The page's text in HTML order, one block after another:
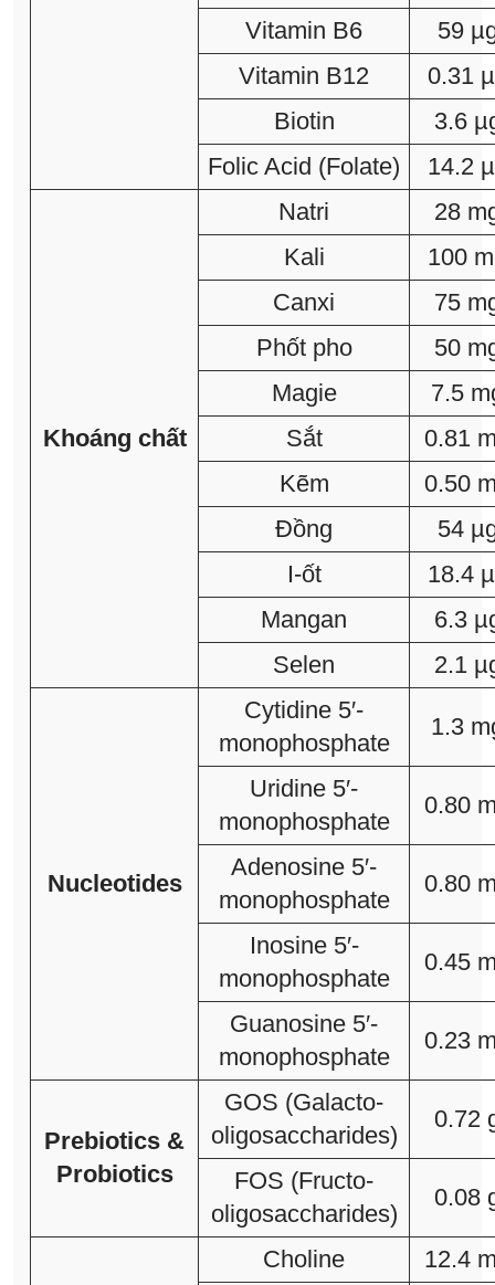
Vitamin B6
59
Vitamin B12
0.31
Biotin
3.6
Folic Acid (Folate)
14.2
Khoáng chất
Natri
28
Kali
100
Canxi
75
Phốt pho
50
Magie
7.5
Sắt
0.81
Kẽm
0.50
Đồng
54
I-ốt
18.4
Mangan
6.3
Selen
2.1
Nucleotides
Cytidine 5′-
monophosphate
1.3
Uridine 5′-
monophosphate
0.80
Adenosine 5′-
monophosphate
0.80
Inosine 5′-
monophosphate
0.45
Guanosine 5′-
monophosphate
0.23
Prebiotics &
Probiotics
GOS (Galacto-
oligosaccharides)
0.72
FOS (Fructo-
oligosaccharides)
0.08
Choline
12.4